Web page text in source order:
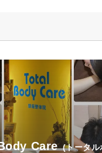
Care (トータル